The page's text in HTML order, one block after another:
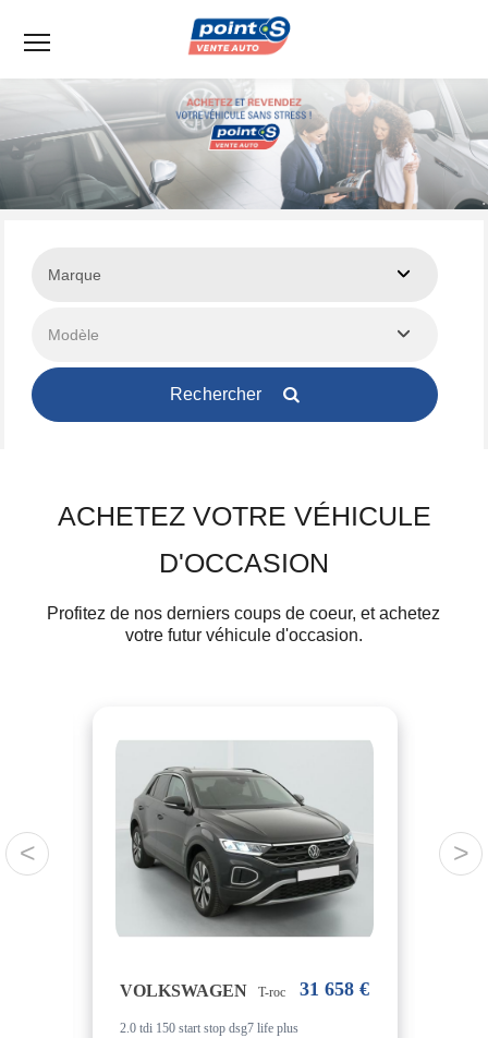
Rechercher
ACHETEZ VOTRE VÉHICULE
D'OCCASION
Profitez de nos derniers coups de coeur, et achetez
votre futur véhicule d'occasion.
<
VOLKSWAGEN T-roc 31 658 €
2.0 tdi 150 start stop dsg7 life plus
>